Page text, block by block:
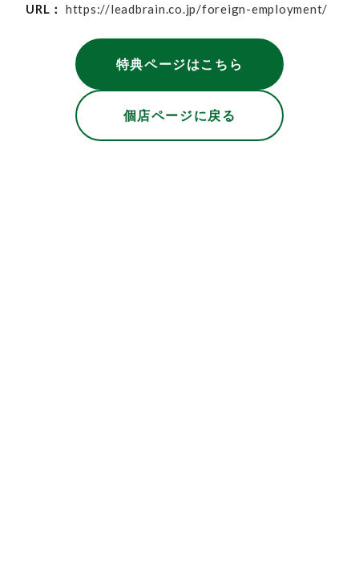
URL：
https://leadbrain.co.jp/foreign-employment/
特典ページはこちら
個店ページに戻る